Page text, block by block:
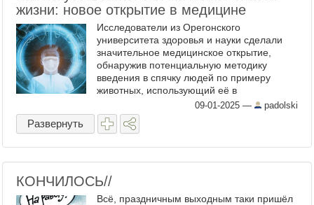
жизни: новое открытие в медицине
Исследователи из Орегонского
университета здоровья и науки сделали
значительное медицинское открытие,
обнаружив потенциальную методику
введения в спячку людей по примеру
животных, использующий её в
неблагоприятных условиях. Это открытие
может иметь огромное значение
дляспасения жизней ...
09-01-2025 — padolski
Развернуть
КОНЧИЛОСЬ//
Всё, праздничным выходным таки пришёл